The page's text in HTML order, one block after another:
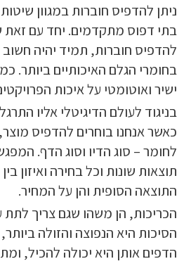
ניתן להדפיס חוברות במגוון
בתי דפוס מתקדמים. יחד עם זאת
להדפיס חוברות, תמיד יהיה
בחומרי הגלם האיכותיים ביותר.
ישיר ואוטומטי על איכות
בניגוד לעולם הדיגיטלי אליו
כאשר אנחנו בוחרים להדפיס
לחומר – סוג הדיו וסוג הדף.
תוצאות שונות וכל בחירה ואיזון
התוצאה הסופית והן על המחיר.
הכריכות, הן משהו שגם צריך
הסיכות היא הנפוצה והזולה
הדפים אותן היא יכולה להכיל,